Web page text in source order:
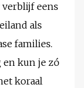
verblijf eens
als
families.
en kun je zó
koraal